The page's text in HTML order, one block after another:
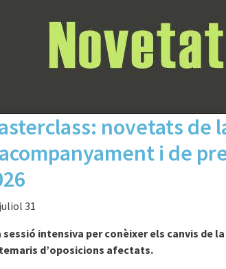
novetats de
i de
31
sessió intensiva per conèixer els canvis de
d’oposicions afectats.